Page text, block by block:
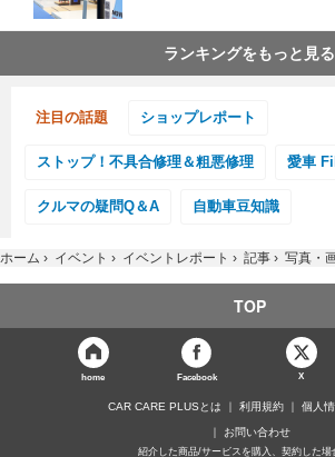
ランキングをもっと見る
注目の話題 ショップレポート
ストップ！不具合修理＆粗悪修理 愛車
クルマの疑問Q＆A 自動車豆知識
ホーム › イベント › イベントレポート › 記事 › 写真・
TOP
home Facebook X
CAR CARE PLUSとは 利用規約 個人
お問い合わせ
紹介した商品/サービスを購入、契約した場